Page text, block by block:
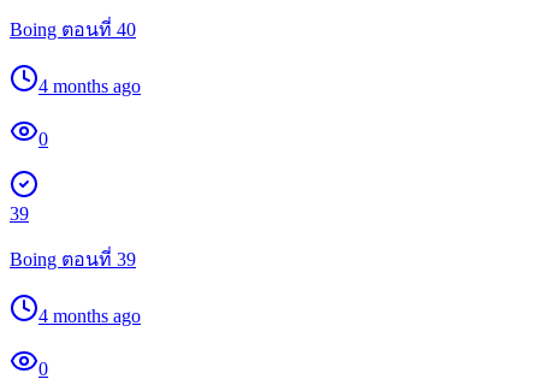
Boing ตอนที่ 40
4 months ago
0
39
Boing ตอนที่ 39
4 months ago
0